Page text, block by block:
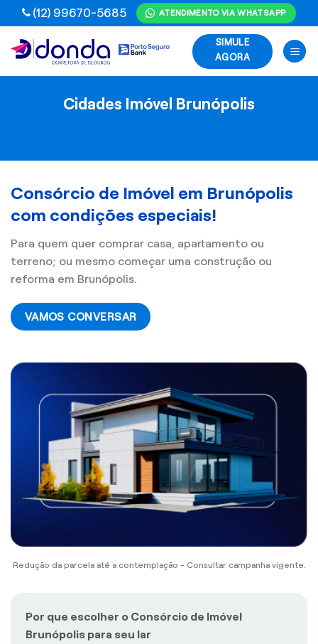
Skip
to
content
(12) 99670-5685 ATENDIMENTO VIA WHATSAPP
SIMULE
AGORA
Cidades Imóvel Brunópolis
Consórcio de Imóvel em Brunópolis
com condições especiais!
Para quem quer comprar casa, apartamento ou
terreno; ou mesmo começar uma construção ou
reforma em Brunópolis.
VAMOS CONVERSAR
Redução da parcela até a contemplação - Consultar campanha vigente.
Por que escolher o Consórcio de Imóvel
Brunópolis para seu lar